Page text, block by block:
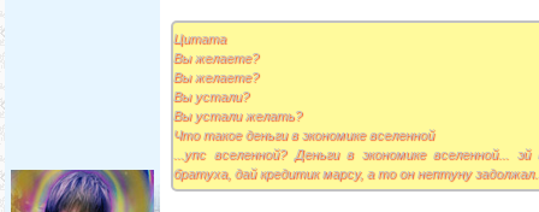
Цитата
Вы желаете?
Вы желаете?
Вы устали?
Вы устали желать?
Что такое деньги в экономике вселенной
...упс вселенной? Деньги в экономике вселенной...
братуха, дай кредитик марсу, а то он нептуну